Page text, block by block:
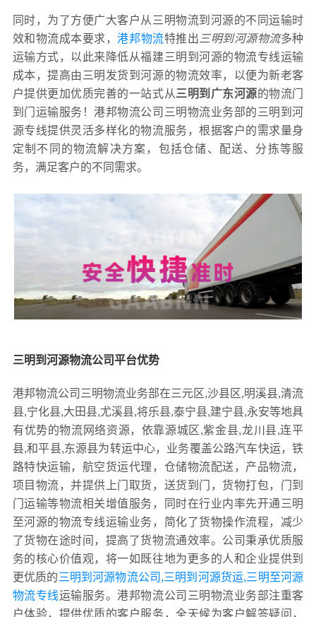
同时，为了方便广大客户从三明物流到河源的不同运输时
效和物流成本要求，港邦物流特推出 三明到河源物流多种
运输方式，以此来降低从福建三明到河源的物流专线运输
成本，提高由三明发货到河源的物流效率，以便为新老客
户提供更加优质完善的一站式从三明到广东河源的物流门
到门运输服务！港邦物流公司三明物流业务部的三明到河
源专线提供灵活多样化的物流服务，根据客户的需求量身
定制不同的物流解决方案，包括仓储、配送、分拣等服
务，满足客户的不同需求。
三明到河源物流公司平台优势
港邦物流公司三明物流业务部在三元区,沙县区,明溪县,清流
县,宁化县,大田县,尤溪县,将乐县,泰宁县,建宁县,永安等地具
有优势的物流网络资源，依靠源城区,紫金县,龙川县,连平
县,和平县,东源县为转运中心，业务覆盖公路汽车快运，铁
路特快运输，航空货运代理，仓储物流配送，产品物流，
项目物流，并提供上门取货，送货到门，货物打包，门到
门运输等物流相关增值服务，同时在行业内率先开通三明
至河源的物流专线运输业务，简化了货物操作流程，减少
了货物在途时间，提高了货物流通效率。公司秉承优质服
务的核心价值观，将一如既往地为更多的人和企业提供到
更优质的三明到河源物流公司,三明到河源货运,三明至河源
物流专线运输服务。港邦物流公司三明物流业务部注重客
户体验，提供优质的客户服务，全天候为客户解答疑问，